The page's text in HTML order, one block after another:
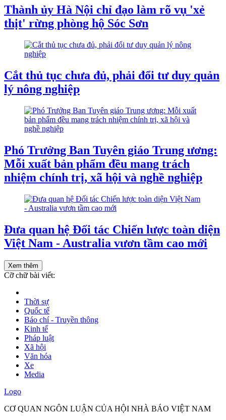
Thành ủy Hà Nội chỉ đạo làm rõ vụ 'xẻ
thịt' rừng phòng hộ Sóc Sơn
Cắt thủ tục chưa đủ, phải đổi tư duy quản
lý nông nghiệp
Phó Trưởng Ban Tuyên giáo Trung ương:
Mỗi xuất bản phẩm đều mang trách
nhiệm chính trị, xã hội và nghề nghiệp
Đưa quan hệ Đối tác Chiến lược toàn diện
Việt Nam - Australia vươn tầm cao mới
Xem thêm
Cỡ chữ bài viết:
Thời sự
Quốc tế
Báo chí - Truyền thông
Kinh tế
Pháp luật
Xã hội
Văn hóa
Xe
Media
Logo
CƠ QUAN NGÔN LUẬN CỦA HỘI NHÀ BÁO VIỆT NAM